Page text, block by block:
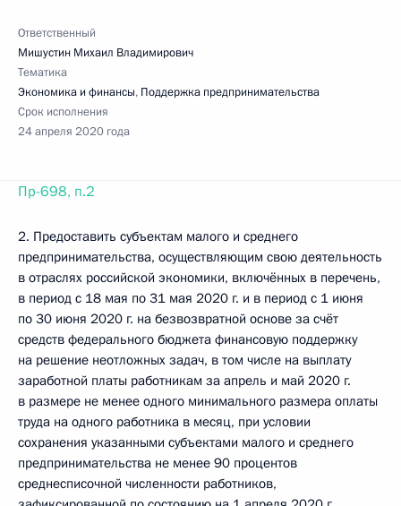
Ответственный
Мишустин Михаил Владимирович
Тематика
Экономика и финансы, Поддержка предпринимательства
Срок исполнения
24 апреля 2020 года
Пр-698, п.2
2. Предоставить субъектам малого и среднего
предпринимательства, осуществляющим свою деятельность
в отраслях российской экономики, включённых в перечень,
в период с 18 мая по 31 мая 2020 г. и в период с 1 июня
по 30 июня 2020 г. на безвозвратной основе за счёт
средств федерального бюджета финансовую поддержку
на решение неотложных задач, в том числе на выплату
заработной платы работникам за апрель и май 2020 г.
в размере не менее одного минимального размера оплаты
труда на одного работника в месяц, при условии
сохранения указанными субъектами малого и среднего
предпринимательства не менее 90 процентов
среднесписочной численности работников,